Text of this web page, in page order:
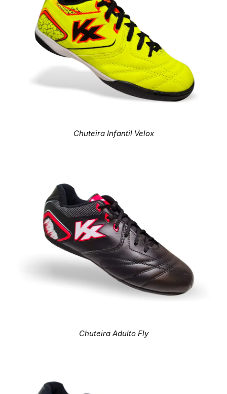
Chuteira Infantil Velox
Chuteira Adulto Fly